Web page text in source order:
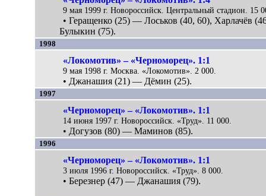
9 мая 1999 г. Новороссийск. Центральный стадион. 15
• Геращенко (25) — Лоськов (40, 60), Харлачёв
Булыкин (75).
1998
«Локомотив» – «Черноморец». 1:1
9 мая 1998 г. Москва. «Локомотив». 2 000.
• Джанашия (21) — Дёмин (25).
1997
«Черноморец» – «Локомотив». 1:1
14 июня 1997 г. Новороссийск. «Труд». 11 000.
• Догузов (80) — Маминов (85).
1996
«Черноморец» – «Локомотив». 1:1
3 июля 1996 г. Новороссийск. «Труд». 8 000.
• Березнер (47) — Джанашия (79).